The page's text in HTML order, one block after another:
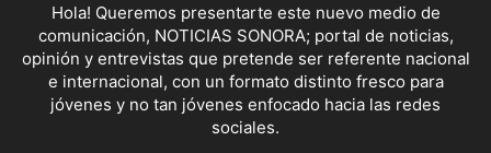
Hola! Queremos presentarte este nuevo medio de
comunicación, NOTICIAS SONORA; portal de noticias,
opinión y entrevistas que pretende ser referente nacional
e internacional, con un formato distinto fresco para
jóvenes y no tan jóvenes enfocado hacia las redes
sociales.